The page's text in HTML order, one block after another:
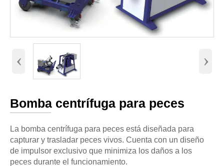
‹ ›
Bomba centrífuga para peces
La bomba centrífuga para peces está diseñada para
capturar y trasladar peces vivos. Cuenta con un diseño
de impulsor exclusivo que minimiza los daños a los
peces durante el funcionamiento.